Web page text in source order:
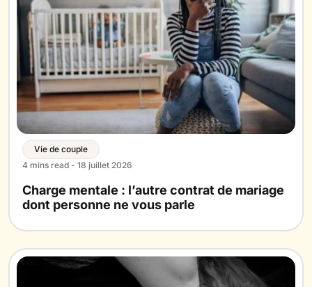
Vie de couple
4 mins read - 18 juillet 2026
Charge mentale : l’autre contrat de mariage
dont personne ne vous parle